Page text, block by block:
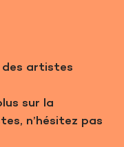
des artistes
sur la
n’hésitez pas